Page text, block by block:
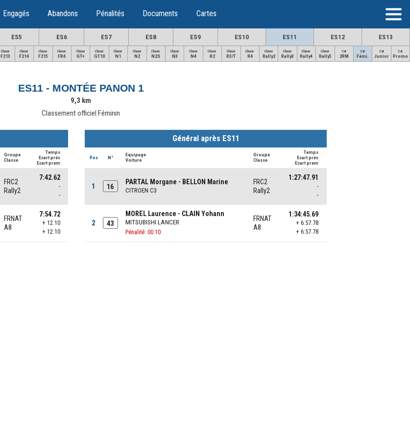
Engagés Abandons Pénalités Documents Cartes
ES5 ES6 ES7 ES8 ES9 ES10 ES11 ES12 ES13
Classe
F213
Classe
F214
Classe
F215
Classe
FR6
Classe
GT+
Classe
GT10
Classe
N1
Classe
N2
Classe
N2S
Classe
N3
Classe
N4
Classe
R2
Classe
R3/T
Classe
R4
Classe
Rally2
Classe
Rally3
Classe
Rally4
Classe
Rally5
Cat
2RM
Cat
Fémi.
Cat
Junior
Cat
Promo
ES11 - MONTÉE PANON 1
9,3 km
Classement officiel Féminin
Groupe
Classe
Temps
Ecart préc
Ecart prem
FRC2
Rally2
7:42.62
-
-
FRNAT
A8
7:54.72
+ 12.10
+ 12.10
Général après ES11
Pos N°
Equipage
Voiture
Groupe
Classe
Temps
Ecart préc
Ecart prem
1 16
PARTAL Morgane - BELLON Marine
CITROEN C3
FRC2
Rally2
1:27:47.91
-
-
2 43
MOREL Laurence - CLAIN Yohann
MITSUBISHI LANCER
Pénalité: 00:10
FRNAT
A8
1:34:45.69
+ 6:57.78
+ 6:57.78